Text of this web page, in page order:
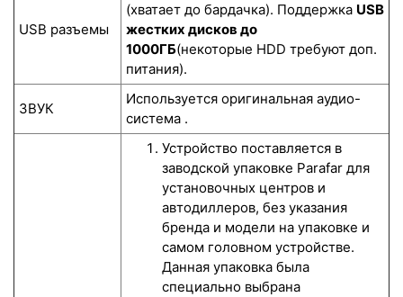
USB разъемы
(хватает до бардачка). Поддержка USB
жестких дисков до
1000ГБ(некоторые HDD требуют доп.
питания).
ЗВУК
Используется оригинальная аудио-
система .
Устройство поставляется в
заводской упаковке Parafar для
установочных центров и
автодиллеров, без указания
бренда и модели на упаковке и
самом головном устройстве.
Данная упаковка была
специально выбрана